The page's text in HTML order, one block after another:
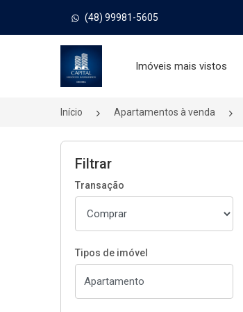
(48) 99981-5605
Página inicial
Imóveis mais vistos
Início Apartamentos à venda
Filtrar
Transação
Tipos de imóvel